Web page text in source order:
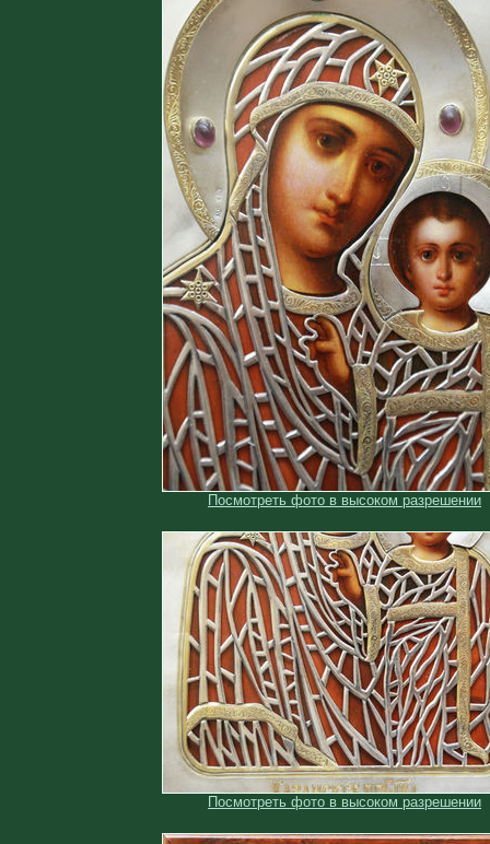
Посмотреть фото в высоком разрешении
Посмотреть фото в высоком разрешении